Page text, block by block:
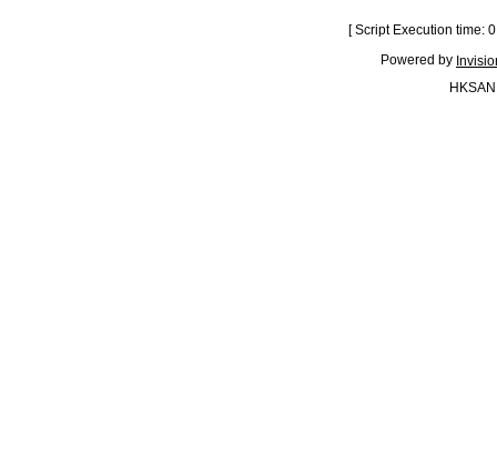
[ Script Execution time:
Powered by